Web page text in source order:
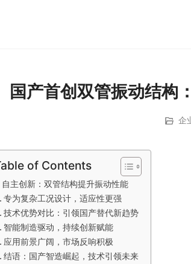
国产首创双管振动结构
企
of Contents
自主创新：双管结构提升振动性能
专为复杂工况设计，适应性更强
技术优势对比：引领国产替代新趋势
智能制造驱动，持续创新赋能
应用前景广阔，市场反响积极
结语：国产智造崛起，技术引领未来